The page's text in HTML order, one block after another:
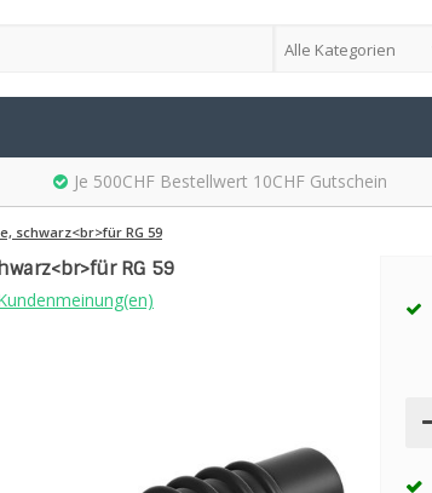
Alle Kategorien
Je 500CHF Bestellwert 10CHF Gutschein
schwarz<br>für RG 59
RG 59